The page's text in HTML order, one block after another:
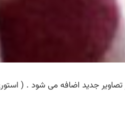
تصاویر جدید اضافه می شود . (